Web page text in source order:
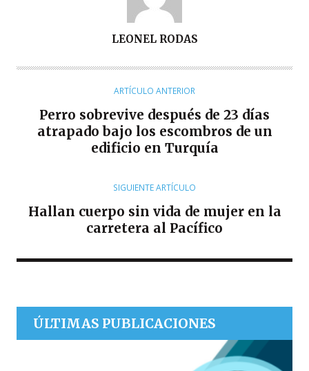
T
LEONEL RODAS
ARTÍCULO ANTERIOR
Perro sobrevive después de 23 días
atrapado bajo los escombros de un
edificio en Turquía
SIGUIENTE ARTÍCULO
Hallan cuerpo sin vida de mujer en la
carretera al Pacífico
ÚLTIMAS PUBLICACIONES